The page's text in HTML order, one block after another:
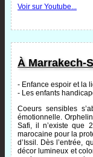
Voir sur Youtube...
À Marrakech-
- Enfance espoir et la
- Les enfants
Coeurs sensibles
émotionnelle.
Safi, il n’existe que
marocaine pour la
d’Issil. Dès l’entrée,
décor lumineux et